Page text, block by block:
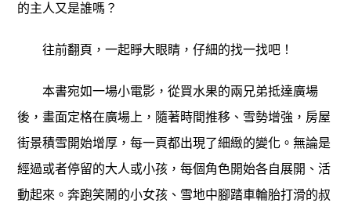
的主人又是誰嗎？
往前翻頁，一起睜大眼睛，仔細的找一找吧！
本書宛如一場小電影，從買水果的兩兄弟抵達廣場
後，畫面定格在廣場上，隨著時間推移、雪勢增強，房屋
街景積雪開始增厚，每一頁都出現了細緻的變化。無論是
經過或者停留的大人或小孩，每個角色開始各自展開、活
動起來。奔跑笑鬧的小女孩、雪地中腳踏車輪胎打滑的叔